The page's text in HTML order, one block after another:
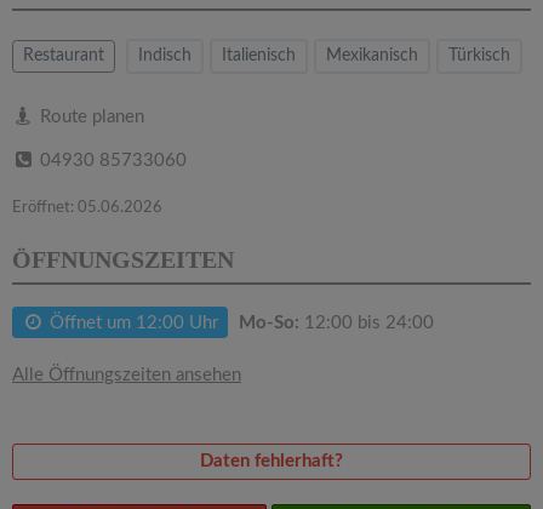
Restaurant Indisch Italienisch Mexikanisch Türkisch
Route planen
04930 85733060
Eröffnet: 05.06.2026
ÖFFNUNGSZEITEN
Öffnet um 12:00 Uhr Mo-So: 12:00 bis 24:00
Alle Öffnungszeiten ansehen
Daten fehlerhaft?
a
v
g
a
t